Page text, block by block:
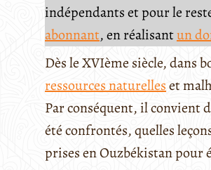
indépendants et pour le
abonnant, en réalisantun
Dès le XVIème siècle, dans
ressources naturelleset
Par conséquent, il convient
été confrontés, quelles
prises en Ouzbékistan pour